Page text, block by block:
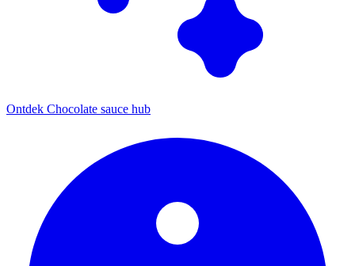
Ontdek Chocolate sauce hub